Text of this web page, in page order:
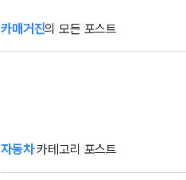
카매거진의 모든 포스트
KLPGA와 화해
벤틀리, 토르칼의
자동차카테고리 포스트